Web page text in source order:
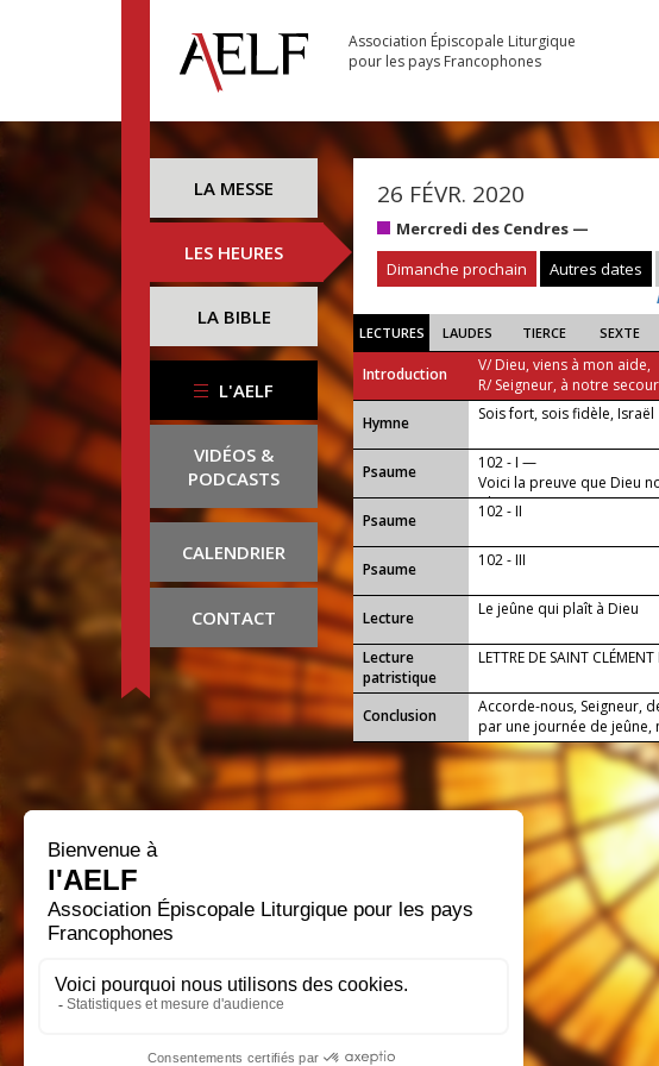
Association Épiscopale Liturgique
pour les pays Francophones
LA MESSE
LES HEURES
LA BIBLE
L'AELF
VIDÉOS &
PODCASTS
CALENDRIER
CONTACT
26 FÉVR. 2020
Mercredi des Cendres —
Dimanche prochain
Autres dates
LECTURES LAUDES TIERCE SEXTE
Introduction
V/ Dieu, viens à mon aide,
R/ Seigneur, à notre
...
Hymne Sois fort, sois fidèle, Israël
Psaume
102 - I —
Voici la preuve que Dieu
Christ est mort.
Psaume
102 - II
Psaume 102 - III
Lecture Le jeûne qui plaît à Dieu
Lecture
patristique
LETTRE DE SAINT
Conclusion
Accorde-nous, Seigneur,
par une journée de